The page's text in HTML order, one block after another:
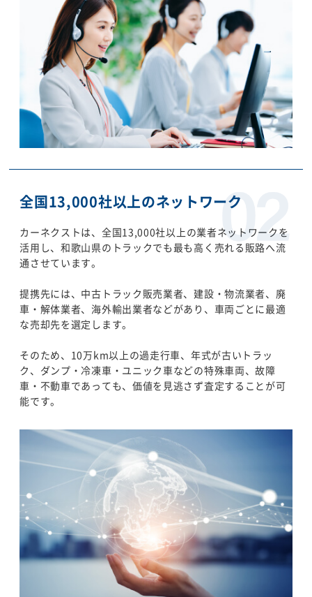
全国13,000社以上のネットワーク
カーネクストは、全国13,000社以上の業者ネットワークを
活用し、和歌山県のトラックでも最も高く売れる販路へ流
通させています。
提携先には、中古トラック販売業者、建設・物流業者、廃
車・解体業者、海外輸出業者などがあり、車両ごとに最適
な売却先を選定します。
そのため、10万km以上の過走行車、年式が古いトラッ
ク、ダンプ・冷凍車・ユニック車などの特殊車両、故障
車・不動車であっても、価値を見逃さず査定することが可
能です。